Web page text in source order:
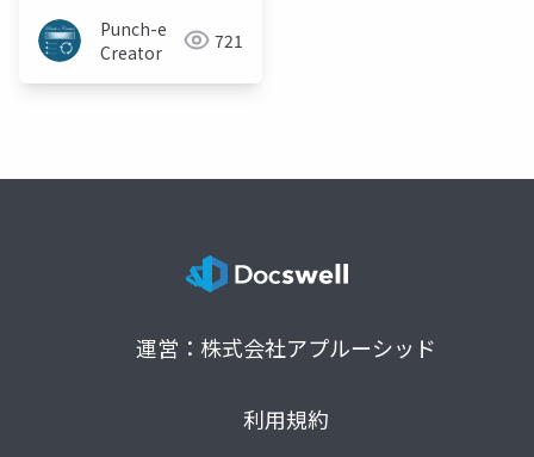
Punch-e
Creator
721
運営：株式会社アプルーシッド
利用規約